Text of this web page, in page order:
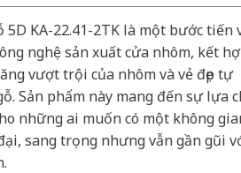
5D KA-22.41-2TK là một bước tiến
nghệ sản xuất cửa nhôm, kết
vượt trội của nhôm và vẻ đẹp tự
Sản phẩm này mang đến sự lựa
những ai muốn có một không
sang trọng nhưng vẫn gần gũi